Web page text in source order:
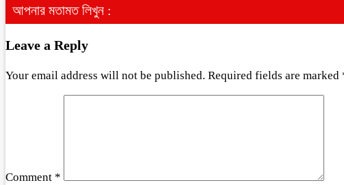
আপনার মতামত লিখুন :
Leave a Reply
Your email address will not be published. Required fields are marked
Comment *